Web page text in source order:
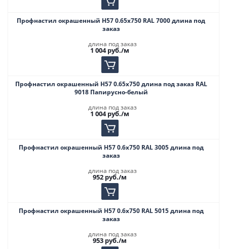
Профнастил окрашенный Н57 0.65х750 RAL 7000 длина под
заказ
длина под заказ
1 004руб./м
Профнастил окрашенный Н57 0.65х750 длина под заказ RAL
9018 Папирусно-белый
длина под заказ
1 004руб./м
Профнастил окрашенный Н57 0.6х750 RAL 3005 длина под
заказ
длина под заказ
952 руб./м
Профнастил окрашенный Н57 0.6х750 RAL 5015 длина под
заказ
длина под заказ
953 руб./м